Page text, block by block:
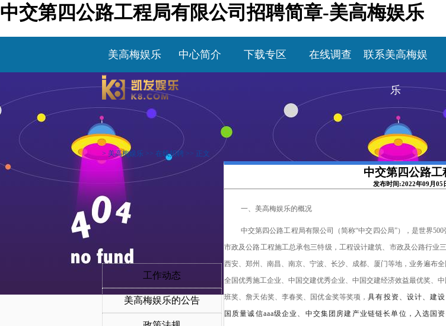
中交第四公路工程局有限公司招聘简章-美高梅娱乐
美高梅娱乐 中心简介 下载专区 在线调查 联系美高梅娱
乐
> 美高梅娱乐 >> 在线招聘 >> 正文
工作动态
美高梅娱乐的公告
中交第四公路
发布时间:2022年09月
一、美高梅娱乐的概况
中交第四公路工程局有限公司（简称“中交四公局”），是世界
市政及公路工程施工总承包三特级 ， 工程设计建筑、市政及公路行业
西安、郑州、南昌 、南京、宁波 、长沙、成都 厦门等地 ，业务遍布全
全国优秀施工企业、中国交建优秀企业、中国交建经济效益最优奖、
班奖、詹天佑奖、李春奖、国优金奖等奖项，具有投资、设计、建设
国质量诚信aaa级企业 、中交集团房建产业链链长单位， 入选国